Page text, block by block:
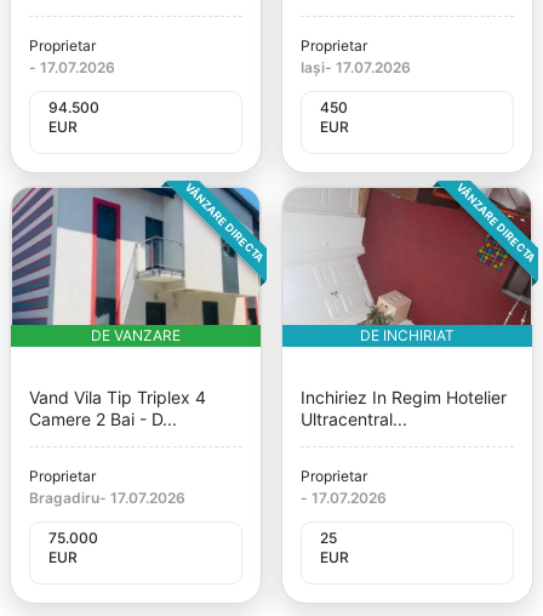
Proprietar
- 17.07.2026
94.500
EUR
Proprietar
Iași- 17.07.2026
450
EUR
VÂNZARE DIRECTA
DE VANZARE
Vand Vila Tip Triplex 4
Camere 2 Bai - D...
Proprietar
Bragadiru- 17.07.2026
75.000
EUR
VÂNZARE DIRECTA
DE INCHIRIAT
Inchiriez In Regim Hotelier
Ultracentral...
Proprietar
- 17.07.2026
25
EUR